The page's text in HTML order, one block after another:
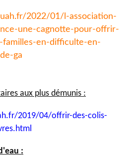
2022/01/l-association-
une-cagnotte-pour-offrir-
familles-en-difficulte-en-
ga
aux plus démunis :
2019/04/offrir-des-colis-
: